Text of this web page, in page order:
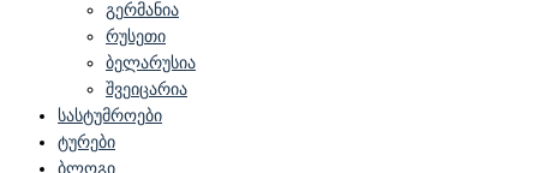
გერმანია
რუსეთი
ბელარუსია
შვეიცარია
სასტუმროები
ტურები
ბლოგი